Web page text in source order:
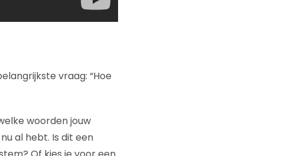
vraag: “Hoe
woorden jouw
al hebt. Is dit een